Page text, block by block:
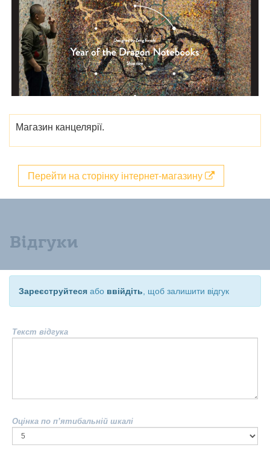
Магазин канцелярії.
Перейти на сторінку інтернет-магазину
Відгуки
Зареєструйтеся або ввійдіть , щоб залишити відгук
Текст відгука
Оцінка по п’ятибальній шкалі